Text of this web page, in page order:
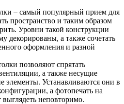
– самый популярный прием для
пространство и таким образом
Уровни такой конструкции
декорированы, а также сочетать
оформления и разной
позволяют спрятать
а также несущие
элементы. Устанавливаются они в
а фотопечать на
выглядеть неповторимо.